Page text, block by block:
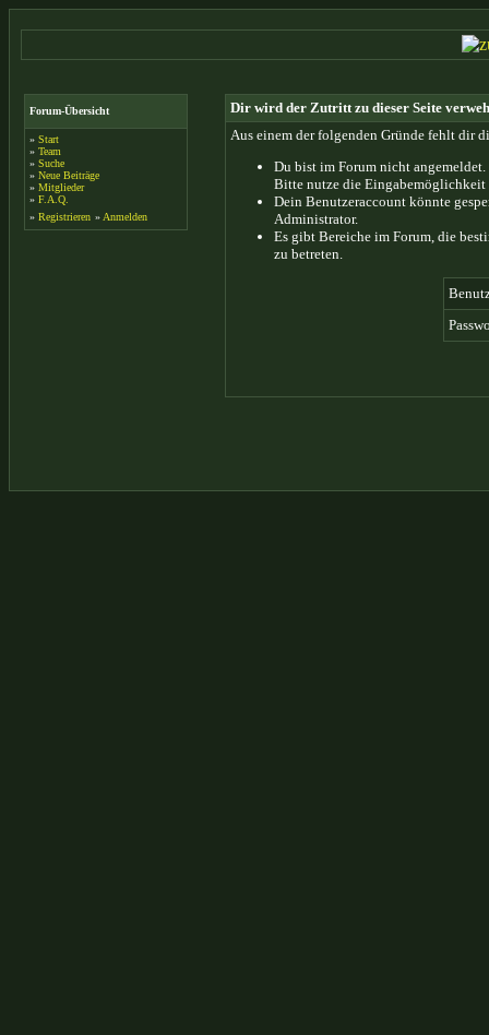
Forum-Übersicht
» Start
» Team
» Suche
» Neue Beiträge
» Mitglieder
» F.A.Q.
» Registrieren » Anmelden
Dir wird der Zutritt zu dieser Seite
Aus einem der folgenden Gründe fehlt dir
Du bist im Forum nicht
Bitte nutze die Eingabemöglichkeit
Dein Benutzeraccount könnte
Administrator.
Es gibt Bereiche im Forum, die
zu betreten.